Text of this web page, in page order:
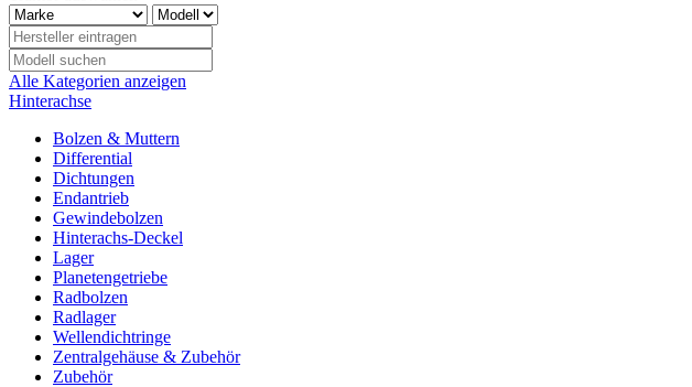
Alle Kategorien anzeigen
Hinterachse
Bolzen & Muttern
Differential
Dichtungen
Endantrieb
Gewindebolzen
Hinterachs-Deckel
Lager
Planetengetriebe
Radbolzen
Radlager
Wellendichtringe
Zentralgehäuse & Zubehör
Zubehör